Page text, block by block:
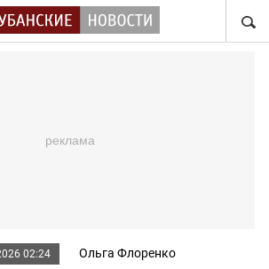
02:24 Ольга Флоренко